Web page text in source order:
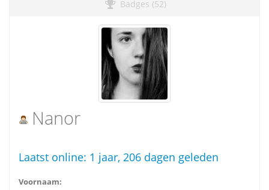
Badges (52)
Nanor
Laatst online: 1 jaar, 206 dagen geleden
Voornaam: